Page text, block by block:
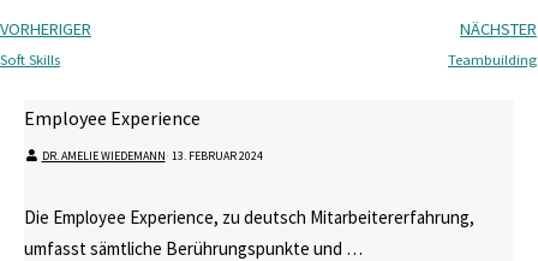
VORHERIGER
Soft Skills
NÄCHSTER
Teambuilding
Employee Experience
DR. AMELIE WIEDEMANN⋅ 13. FEBRUAR 2024
Die Employee Experience, zu deutsch Mitarbeitererfahrung,
umfasst sämtliche Berührungspunkte und …